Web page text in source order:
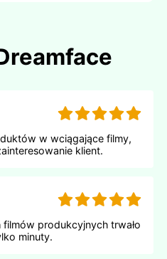
w wciągające filmy,
klient.
produkcyjnych trwało
minuty.